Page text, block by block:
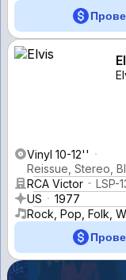
Vinyl 10-12''
Reissue, Stereo,
RCA Victor
LSP-
US
1977
Rock, Pop, Folk,